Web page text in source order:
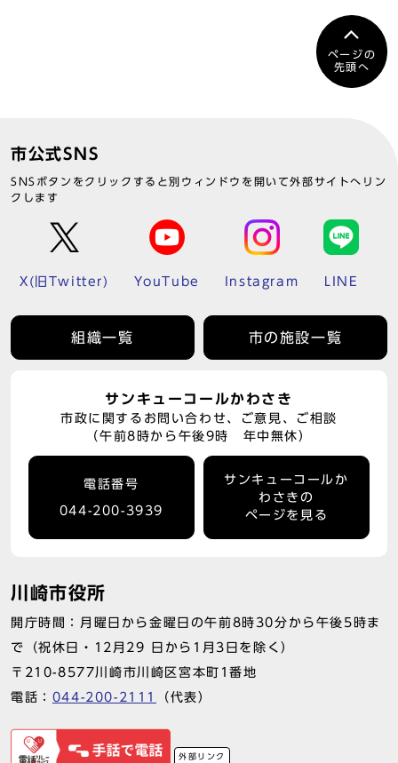
ページの
先頭へ
市公式SNS
SNSボタンをクリックすると別ウィンドウを開いて外部サイトへリン
クします
X(旧Twitter) YouTube Instagram LINE
組織一覧 市の施設一覧
サンキューコールかわさき
市政に関するお問い合わせ、ご意見、ご相談
（午前8時から午後9時 年中無休）
電話番号
044-200-3939
サンキューコールか
わさきの
ページを見る
川崎市役所
開庁時間：月曜日から金曜日の午前8時30分から午後5時ま
で（祝休日・12月29 日から1月3日を除く）
〒210-8577川崎市川崎区宮本町1番地
電話： 044-200-2111 （代表）
外部リンク